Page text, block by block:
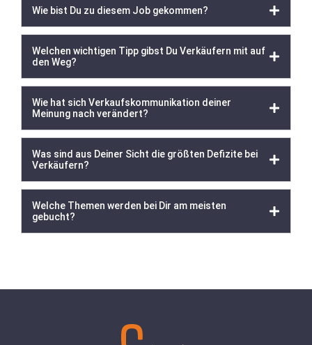
Wie bist Du zu diesem Job gekommen?
Welchen wichtigen Tipp gibst Du Verkäufern mit auf
den Weg?
Wie hat sich Verkaufskommunikation deiner
Meinung nach verändert?
Was sind aus Deiner Sicht die größten Defizite bei
Verkäufern?
Welche Themen werden bei Dir am meisten
gebucht?